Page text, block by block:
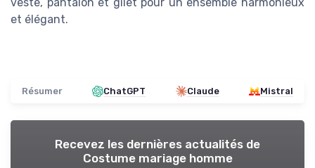
et élégant.
Résumer ChatGPT Claude Mistral
Recevez les dernières actualités de
Costume mariage homme